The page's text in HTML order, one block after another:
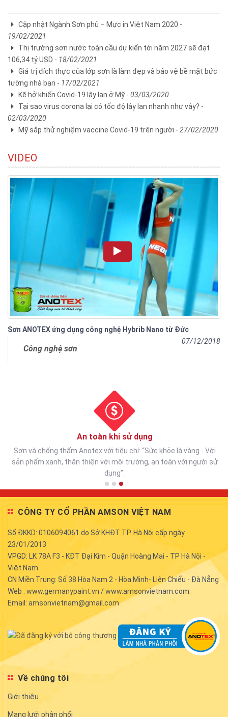
Cập nhật Ngành Sơn phủ – Mực in Việt Nam 2020 -
19/02/2021
Thị trường sơn nước toàn cầu dự kiến tới năm 2027 sẽ đạt
106,34 tỷ USD - 18/02/2021
Giá trị đích thực của lớp sơn là làm đẹp và bảo vệ bề mặt bức
tường nhà bạn - 17/02/2021
Kẽ hở khiến Covid-19 lây lan ở Mỹ - 03/03/2020
Tại sao virus corona lại có tốc độ lây lan nhanh như vậy? -
02/03/2020
Mỹ sắp thử nghiệm vaccine Covid-19 trên người - 27/02/2020
VIDEO
Sơn ANOTEX ứng dụng công nghệ Hybrib Nano từ Đức
Công nghệ sơn
07/12/2018
An toàn khi sử dụng
Sơn và chống thấm Anotex với tiêu chí: “Sức khỏe là vàng - Với
sản phẩm xanh, thân thiện với môi trường, an toàn với người sử
dụng”.
CÔNG TY CỔ PHẦN AMSON VIỆT NAM
Số ĐKKD: 0106094061 do Sở KHĐT TP. Hà Nội cấp ngày
23/01/2013
VPGD: LK 78A F3 - KĐT Đại Kim - Quận Hoàng Mai - TP Hà Nội -
Việt Nam.
CN Miền Trung: Số 38 Hòa Nam 2 - Hòa Minh- Liên Chiểu - Đà Nẵng
Web : www.germanypaint.vn / www.amsonvietnam.com
Email: amsonvietnam@gmail.com
Về chúng tôi
Giới thiệu
Mạng lưới phân phối